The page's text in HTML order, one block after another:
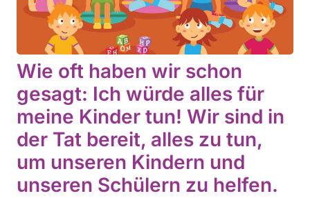
Wie oft haben wir schon
gesagt: Ich würde alles für
meine Kinder tun! Wir sind in
der Tat bereit, alles zu tun,
um unseren Kindern und
unseren Schülern zu helfen.